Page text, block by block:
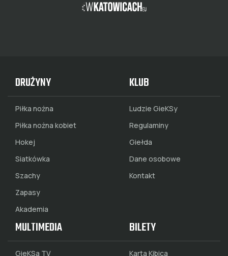
DRUŻYNY
Piłka nożna
Piłka nożna kobiet
Hokej
Siatkówka
Szachy
Zapasy
Akademia
KLUB
Ludzie GieKSy
Regulaminy
Giełda
Dane osobowe
Kontakt
MULTIMEDIA
GieKSa TV
BILETY
Karta Kibica